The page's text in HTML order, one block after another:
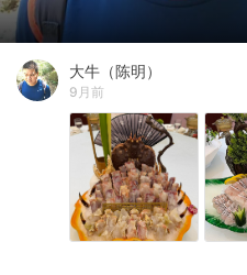
大牛（陈明）
9月前